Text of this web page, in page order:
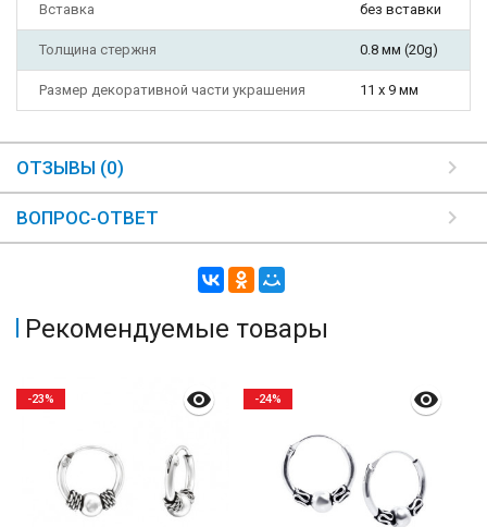
Вставка без вставки
Толщина стержня 0.8 мм (20g)
Размер декоративной части украшения 11 х 9 мм
ОТЗЫВЫ (0)
ВОПРОС-ОТВЕТ
Рекомендуемые товары
-23% -24%